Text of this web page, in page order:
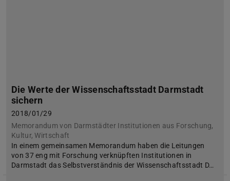
Die Werte der Wissenschaftsstadt Darmstadt
sichern
2018/01/29
Memorandum von Darmstädter Institutionen aus Forschung,
Kultur, Wirtschaft
In einem gemeinsamen Memorandum haben die Leitungen
von 37 eng mit Forschung verknüpften Institutionen in
Darmstadt das Selbstverständnis der Wissenschaftsstadt D…